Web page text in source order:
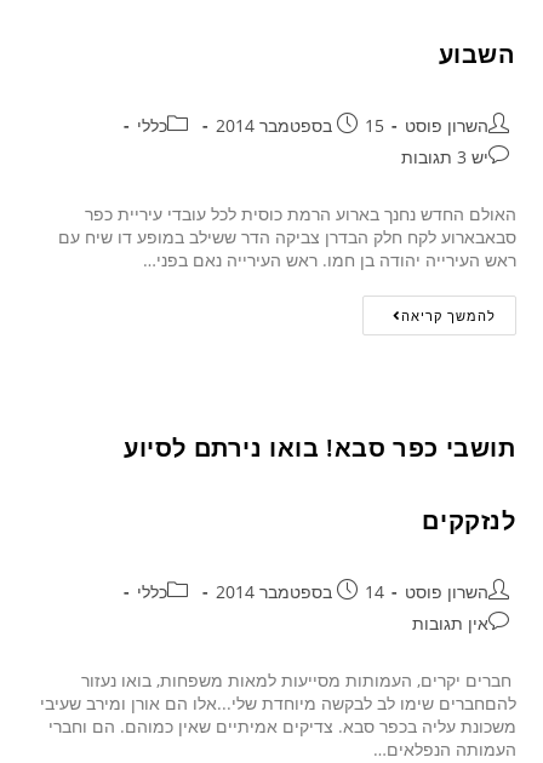
השבוע
השרון פוסט 15 בספטמבר 2014
כללי
יש 3 תגובות
האולם החדש נחנך בארוע הרמת כוסית לכל עובדי עיריית כפר
סבאבארוע לקח חלק הבדרן צביקה הדר ששילב במופע דו שיח עם
ראש העירייה יהודה בן חמו. ראש העירייה נאם בפני…
להמשך קריאה
תושבי כפר סבא! בואו נירתם לסיוע
לנזקקים
השרון פוסט 14 בספטמבר 2014
כללי
אין תגובות
חברים יקרים, העמותות מסייעות למאות משפחות, בואו נעזור
להםחברים שימו לב לבקשה מיוחדת שלי...אלו הם אורן ומירב שעיבי
משכונת עליה בכפר סבא. צדיקים אמיתיים שאין כמוהם. הם וחברי
העמותה הנפלאים…